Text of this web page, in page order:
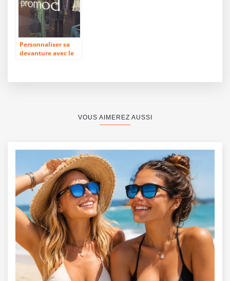
Personnaliser sa
devanture avec le
VOUS AIMEREZ AUSSI